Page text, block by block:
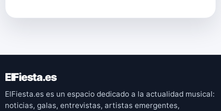
ElFiesta.es
ElFiesta.es es un espacio dedicado a la actualidad musical:
noticias, galas, entrevistas, artistas emergentes,